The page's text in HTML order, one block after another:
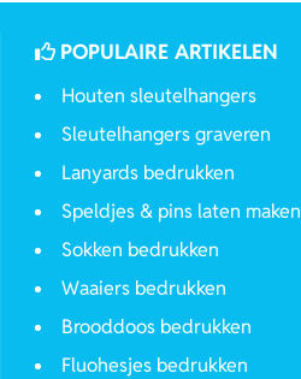
POPULAIRE ARTIKELEN
Houten sleutelhangers
Sleutelhangers graveren
Lanyards bedrukken
Speldjes & pins laten maken
Sokken bedrukken
Waaiers bedrukken
Brooddoos bedrukken
Fluohesjes bedrukken